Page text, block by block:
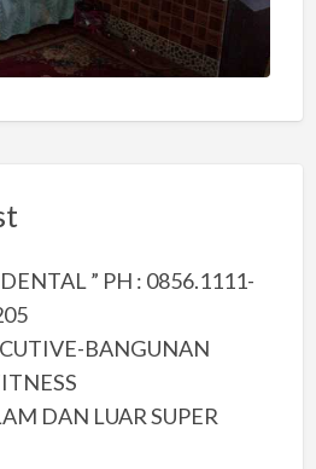
” PH : 0856.1111-
BANGUNAN
DAN LUAR SUPER